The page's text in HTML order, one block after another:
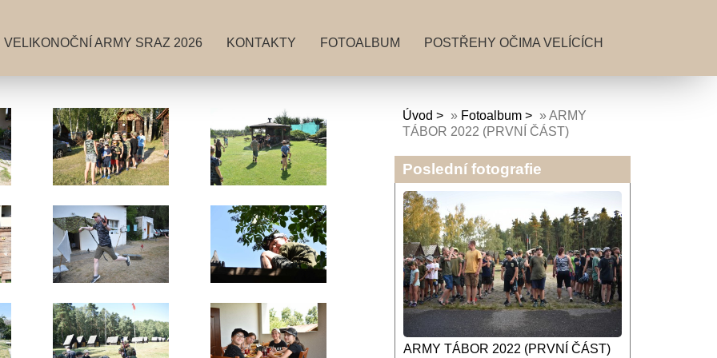
VELIKONOČNÍ ARMY SRAZ 2026 KONTAKTY FOTOALBUM POSTŘEHY OČIMA VELÍCÍCH
Úvod » Fotoalbum »ARMY
TÁBOR 2022 (PRVNÍ ČÁST)
Poslední fotografie
ARMY TÁBOR 2022 (PRVNÍ ČÁST)